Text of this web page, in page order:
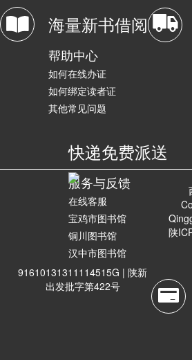
海量新书借阅
帮助中心
如何在线办证
如何绑定读者证
其他常见问题
快递免费派送
服务与反馈
在线客服
宝鸡市图书馆
铜川图书馆
汉中市图书馆
陕
91610131311114515G | 陕新
出发批字第422号